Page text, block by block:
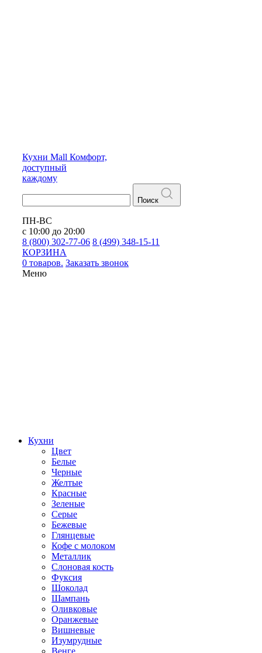
Кухни Mall Комфорт,
доступный
каждому
Поиск
ПН-ВС
с 10:00 до 20:00
8 (800) 302-77-06 8 (499) 348-15-11
КОРЗИНА
0 товаров. Заказать звонок
Меню
Кухни
Цвет
Белые
Черные
Желтые
Красные
Зеленые
Серые
Бежевые
Глянцевые
Кофе с молоком
Металлик
Слоновая кость
Фуксия
Шоколад
Шампань
Оливковые
Оранжевые
Вишневые
Изумрудные
Венге